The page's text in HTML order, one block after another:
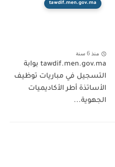
tawdif.men.gov.ma
منذ 6 سنة
tawdif.men.gov.ma بوابة
التسجيل في مباريات توظيف
الأساتذة أطر الأكاديميات
الجهوية...